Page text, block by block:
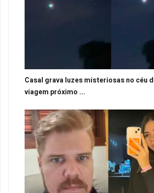
Casal grava luzes misteriosas no céu
viagem próximo ...